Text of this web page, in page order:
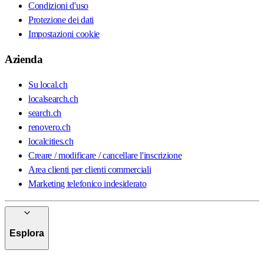
Condizioni d'uso
Protezione dei dati
Impostazioni cookie
Azienda
Su local.ch
localsearch.ch
search.ch
renovero.ch
localcities.ch
Creare / modificare / cancellare l'inscrizione
Area clienti per clienti commerciali
Marketing telefonico indesiderato
Esplora